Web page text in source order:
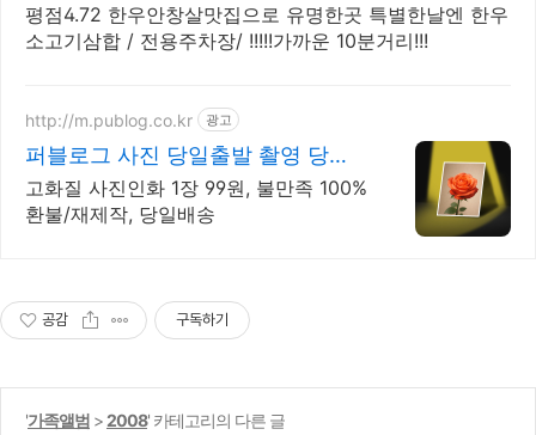
평점4.72 한우안창살맛집으로 유명한곳 특별한날엔 한우
소고기삼합 / 전용주차장/ !!!!!가까운 10분거리!!!
http://m.publog.co.kr 광고
퍼블로그 사진 당일출발 촬영 당시
색감 그대로
고화질 사진인화 1장 99원, 불만족 100%
환불/재제작, 당일배송
공감 구독하기
'가족앨범 >2008' 카테고리의 다른 글